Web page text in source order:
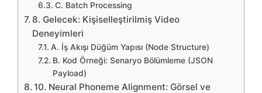
C. Batch Processing
8. Gelecek: Kişiselleştirilmiş Video
Deneyimleri
A. İş Akışı Düğüm Yapısı (Node Structure)
B. Kod Örneği: Senaryo Bölümleme (JSON
Payload)
10. Neural Phoneme Alignment: Görsel ve